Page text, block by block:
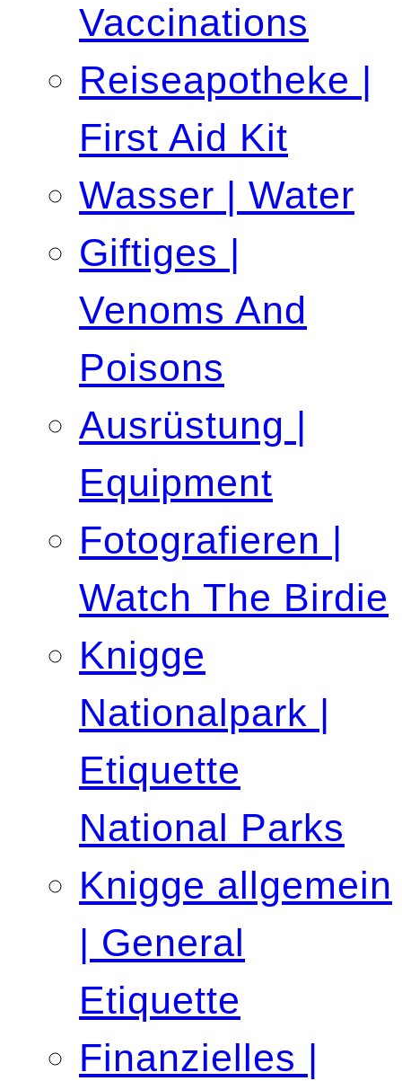
Vaccinations
Reiseapotheke |
First Aid Kit
Wasser | Water
Giftiges |
Venoms And
Poisons
Ausrüstung |
Equipment
Fotografieren |
Watch The Birdie
Knigge
Nationalpark |
Etiquette
National Parks
Knigge allgemein
| General
Etiquette
Finanzielles |